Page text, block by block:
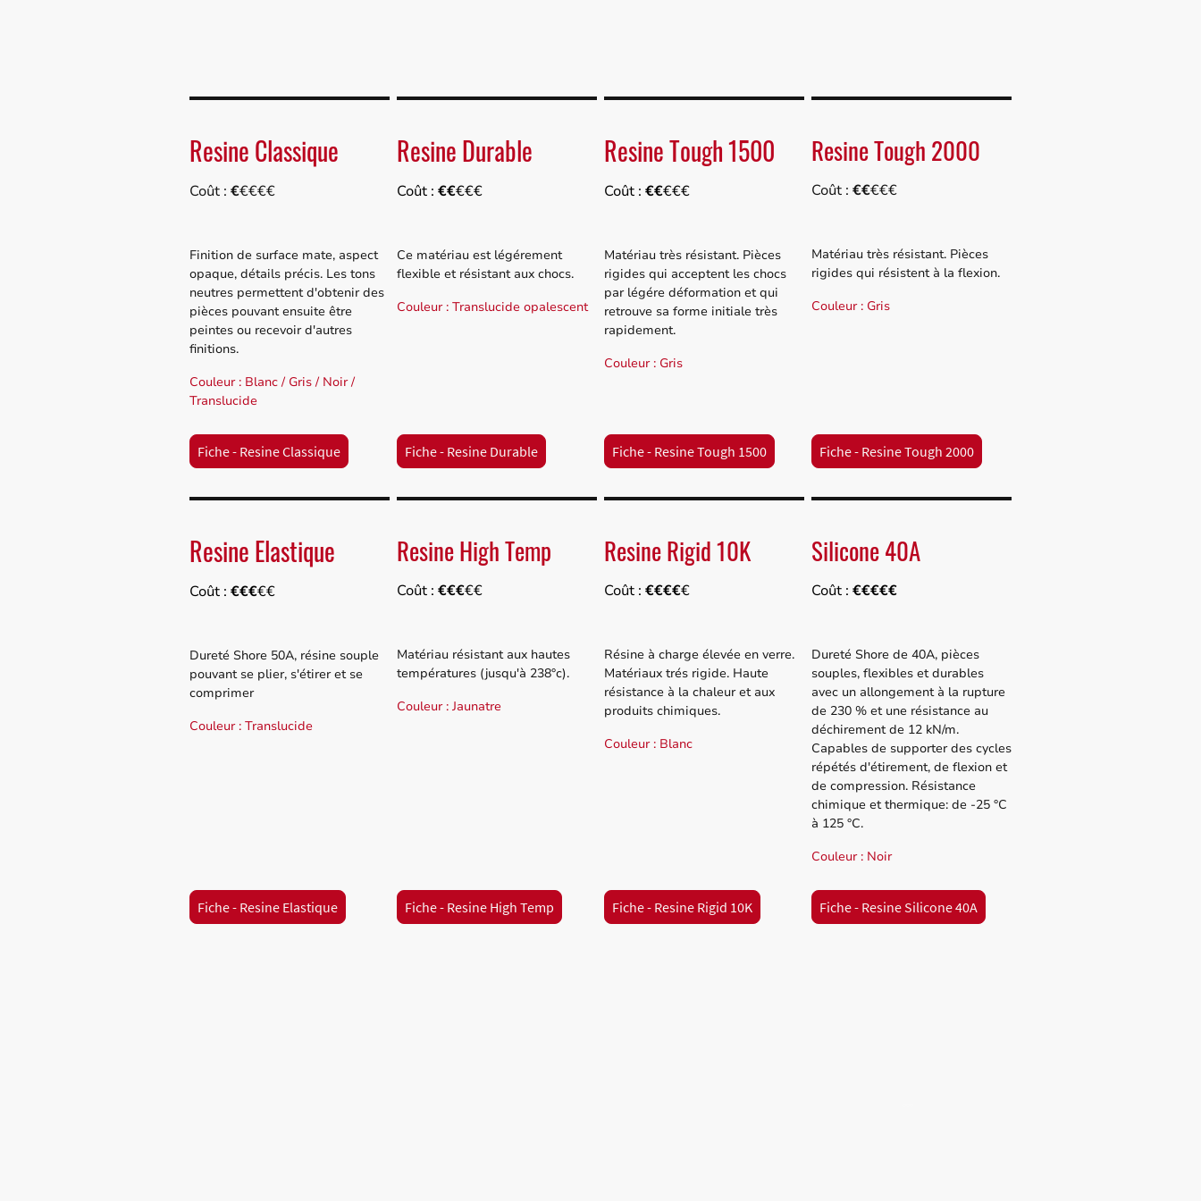
Resine Classique
Coût : €€€€€
Finition de surface mate, aspect
opaque, détails précis. Les tons
neutres permettent d'obtenir des
pièces pouvant ensuite être
peintes ou recevoir d'autres
finitions.
Couleur : Blanc / Gris / Noir /
Translucide
Fiche - Resine Classique
Resine Durable
Coût : €€€€€
Ce matériau est légérement
flexible et résistant aux chocs.
Couleur : Translucide opalescent
Fiche - Resine Durable
Resine Tough 1500
Coût : €€€€€
Matériau très résistant. Pièces
rigides qui acceptent les chocs
par légére déformation et qui
retrouve sa forme initiale très
rapidement.
Couleur : Gris
Fiche - Resine Tough 1500
Resine Tough 2000
Coût : €€€€€
Matériau très résistant. Pièces
rigides qui résistent à la flexion.
Couleur : Gris
Fiche - Resine Tough 2000
Resine Elastique
Coût : €€€€€
Dureté Shore 50A, résine souple
pouvant se plier, s'étirer et se
comprimer
Couleur : Translucide
Fiche - Resine Elastique
Resine High Temp
Coût : €€€€€
Matériau résistant aux hautes
températures (jusqu'à 238°c).
Couleur : Jaunatre
Fiche - Resine High Temp
Resine Rigid 10K
Coût : €€€€€
Résine à charge élevée en verre.
Matériaux trés rigide. Haute
résistance à la chaleur et aux
produits chimiques.
Couleur : Blanc
Fiche - Resine Rigid 10K
Silicone 40A
Coût : €€€€€
Dureté Shore de 40A, pièces
souples, flexibles et durables
avec un allongement à la rupture
de 230 % et une résistance au
déchirement de 12 kN/m.
Capables de supporter des cycles
répétés d'étirement, de flexion et
de compression. Résistance
chimique et thermique: de -25 °C
à 125 °C.
Couleur : Noir
Fiche - Resine Silicone 40A